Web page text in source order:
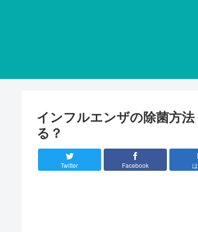
インフルエンザの除菌方
る？
Twitter Facebook